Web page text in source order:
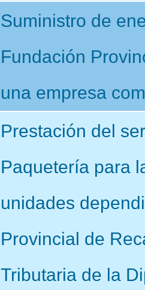
Suministro de
Fundación
una empresa
Prestación del
Paquetería para
unidades
Provincial de
Tributaria de la